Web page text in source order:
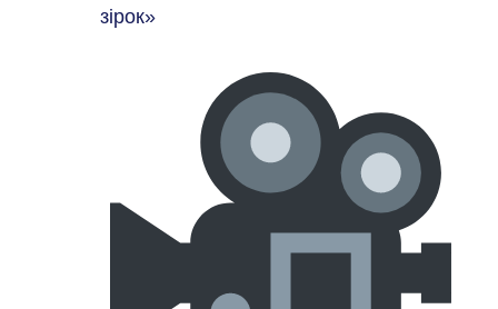
зірок»